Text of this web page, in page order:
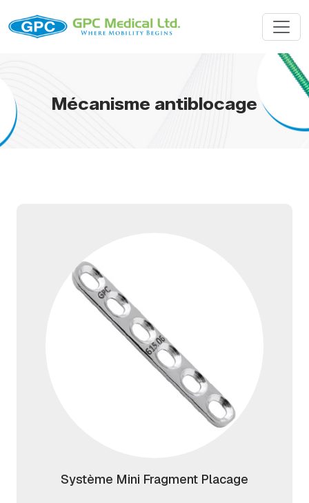
Mécanisme antiblocage
Système Mini Fragment Placage